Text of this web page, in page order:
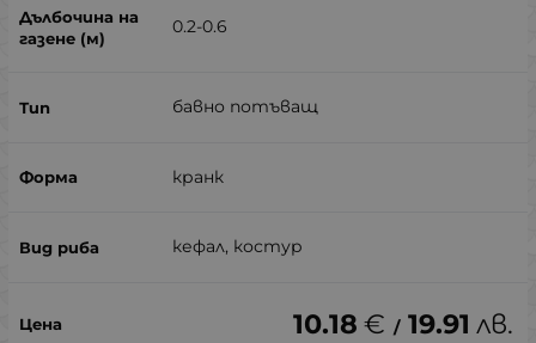
0.2-0.6
бавно потъващ
кранк
кефал, костур
10.18 € / 19.91 лв.